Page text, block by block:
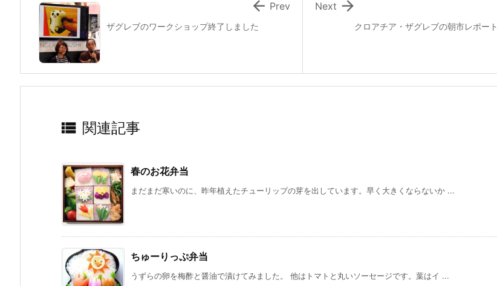
クロアチア・ザグレブの朝市レポート

Next
ザグレブのワークショップ終了しました
 Prev
 関連記事
春のお花弁当
まだまだ寒いのに、昨年植えたチューリップの芽を出しています。早く大きくならないか ...
ちゅーりっぷ弁当
うずらの卵を梅酢と醤油で漬けてみました。 他はトマトと丸いソーセージです。葉はイ ...